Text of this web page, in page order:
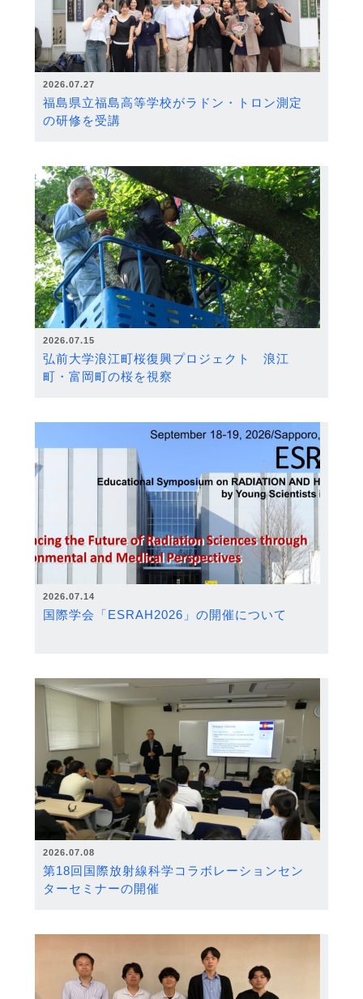
2026.07.27
福島県立福島高等学校がラドン・トロン測定
の研修を受講
2026.07.15
弘前大学浪江町桜復興プロジェクト 浪江
町・富岡町の桜を視察
2026.07.14
国際学会「ESRAH2026」の開催について
2026.07.08
第18回国際放射線科学コラボレーションセン
ターセミナーの開催